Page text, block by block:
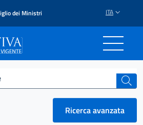
dei Ministri ITA
- Il portale cerca
Ricerca avanzata